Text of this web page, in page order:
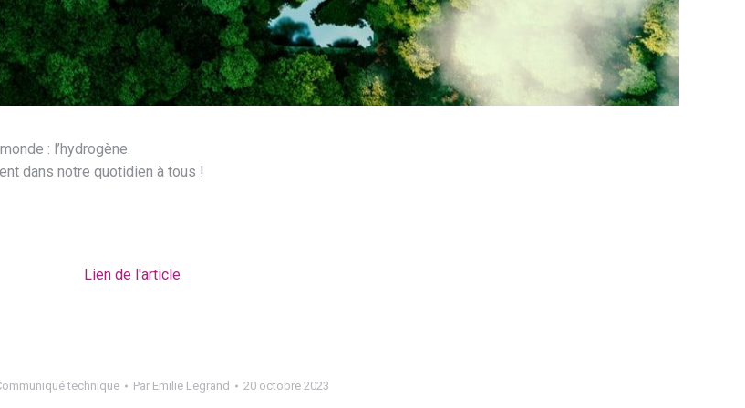
: l’hydrogène.
dans notre quotidien à tous !
Lien de l'article
technique Par Emilie Legrand 20 octobre 2023